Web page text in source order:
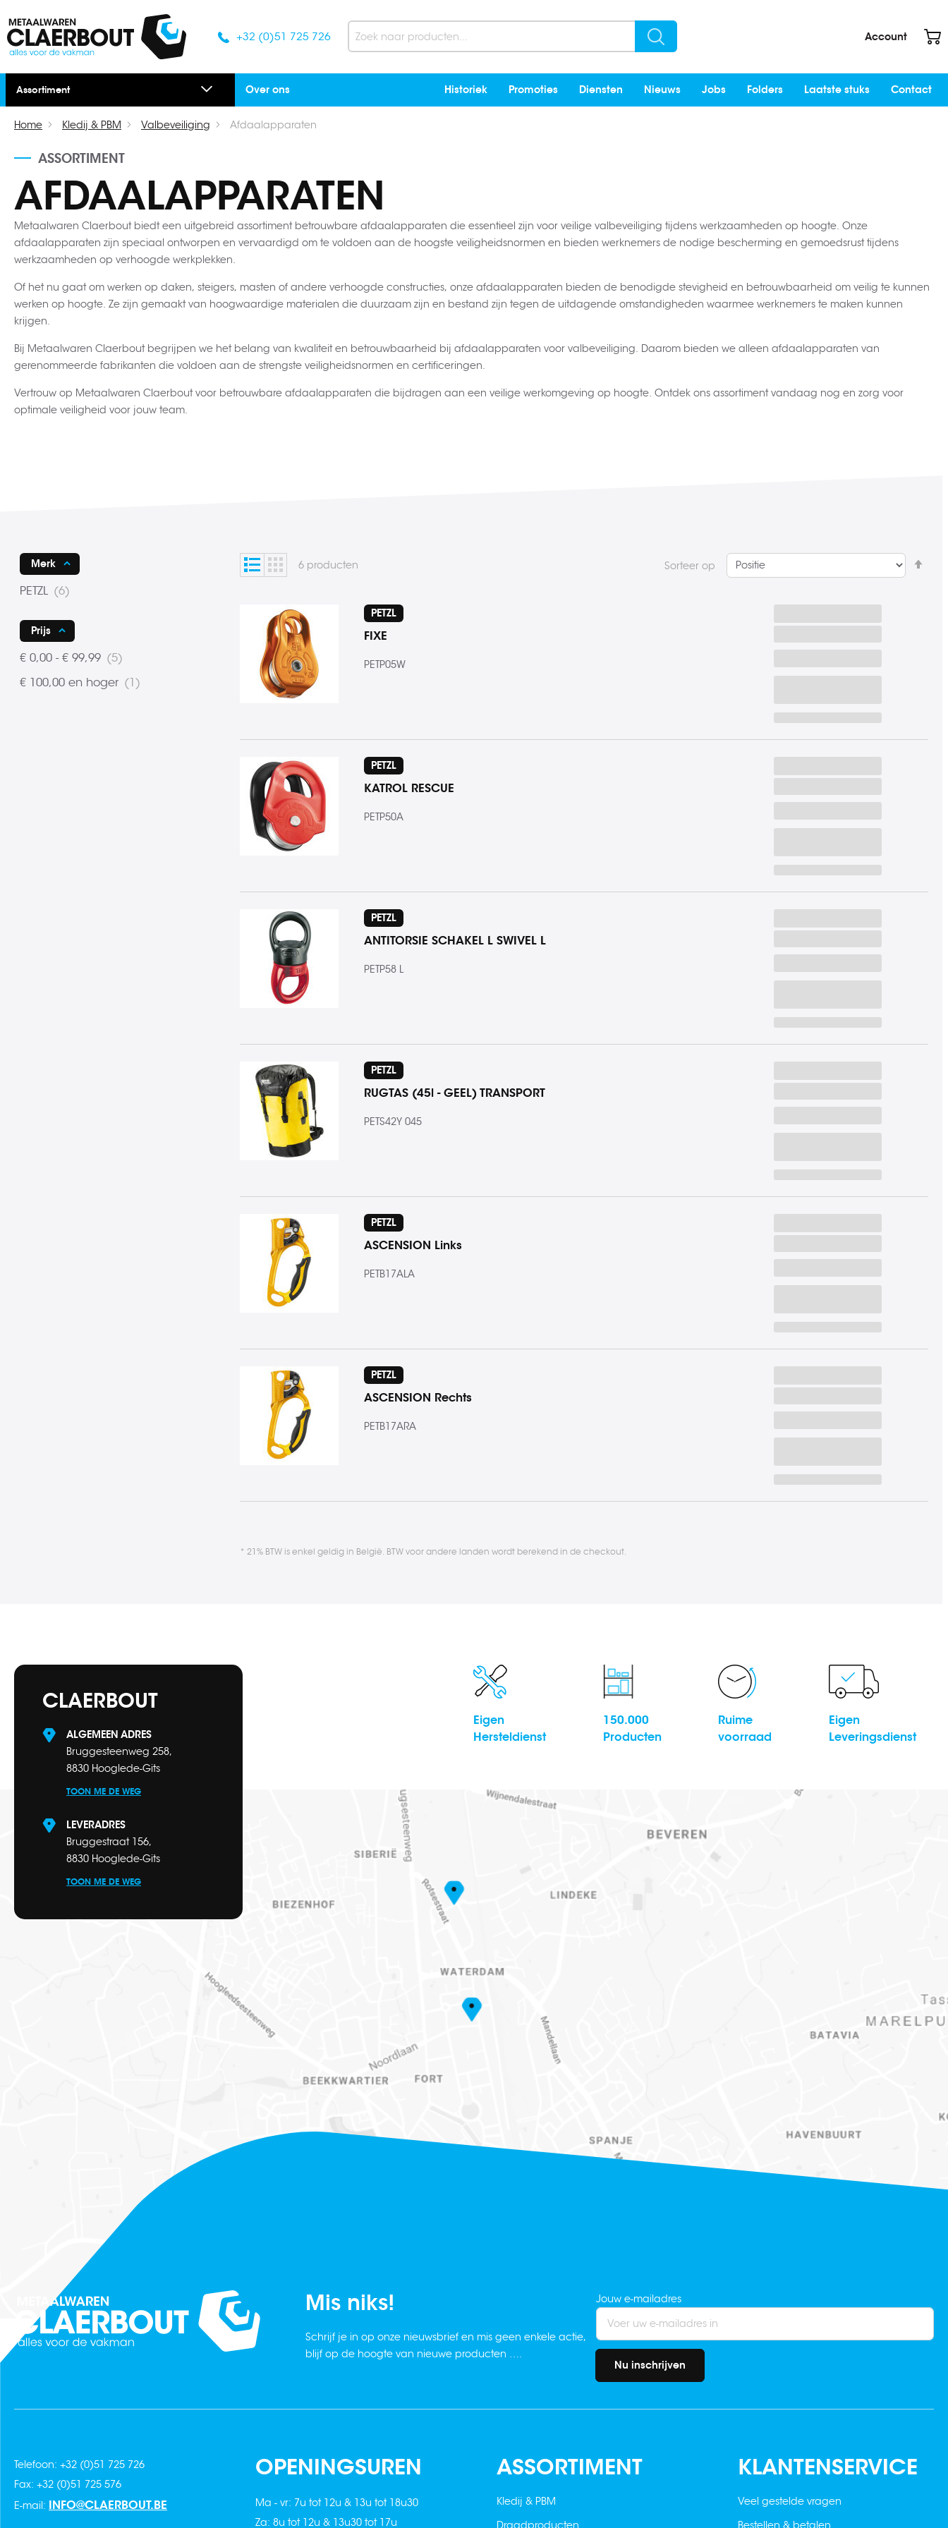
+32 (0)51 725 726
Account
Search
Search
Assortiment Over ons Historiek Promoties Diensten Nieuws Jobs Folders Laatste stuks Contact
Home Kledij & PBM Valbeveiliging Afdaalapparaten
ASSORTIMENT
AFDAALAPPARATEN
Metaalwaren Claerbout biedt een uitgebreid assortiment betrouwbare afdaalapparaten die essentieel zijn voor veilige valbeveiliging tijdens werkzaamheden op hoogte. Onze
afdaalapparaten zijn speciaal ontworpen en vervaardigd om te voldoen aan de hoogste veiligheidsnormen en bieden werknemers de nodige bescherming en gemoedsrust tijdens
werkzaamheden op verhoogde werkplekken.
Of het nu gaat om werken op daken, steigers, masten of andere verhoogde constructies, onze afdaalapparaten bieden de benodigde stevigheid en betrouwbaarheid om veilig te kunnen
werken op hoogte. Ze zijn gemaakt van hoogwaardige materialen die duurzaam zijn en bestand zijn tegen de uitdagende omstandigheden waarmee werknemers te maken kunnen
krijgen.
Bij Metaalwaren Claerbout begrijpen we het belang van kwaliteit en betrouwbaarheid bij afdaalapparaten voor valbeveiliging. Daarom bieden we alleen afdaalapparaten van
gerenommeerde fabrikanten die voldoen aan de strengste veiligheidsnormen en certificeringen.
Vertrouw op Metaalwaren Claerbout voor betrouwbare afdaalapparaten die bijdragen aan een veilige werkomgeving op hoogte. Ontdek ons assortiment vandaag nog en zorg voor
optimale veiligheid voor jouw team.
Tonen
als
Lijst Foto-
tabel
6producten Sorteer op
PETZL
FIXE
PETP05W
PETZL
KATROL RESCUE
PETP50A
PETZL
ANTITORSIE SCHAKEL L SWIVEL L
PETP58 L
PETZL
RUGTAS (45l - GEEL) TRANSPORT
PETS42Y 045
PETZL
ASCENSION Links
PETB17ALA
PETZL
ASCENSION Rechts
PETB17ARA
* 21% BTW is enkel geldig in België. BTW voor andere landen wordt berekend in de checkout.
Merk
PETZL 6product
Prijs
€ 0,00 - € 99,99 5product
€ 100,00 en hoger 1product
CLAERBOUT
ALGEMEEN ADRES
Bruggesteenweg 258,
8830 Hooglede-Gits
TOON ME DE WEG
LEVERADRES
Bruggestraat 156,
8830 Hooglede-Gits
TOON ME DE WEG
Eigen
Hersteldienst
150.000
Producten
Ruime
voorraad
Eigen
Leveringsdienst
Mis niks!
Schrijf je in op onze nieuwsbrief en mis geen enkele actie,
blijf op de hoogte van nieuwe producten ….
Jouw e-mailadres
Nu inschrijven
Telefoon: +32 (0)51 725 726
Fax: +32 (0)51 725 576
E-mail: INFO@CLAERBOUT.BE
OPENINGSUREN
Ma - vr: 7u tot 12u & 13u tot 18u30
Za: 8u tot 12u & 13u30 tot 17u
ASSORTIMENT
Kledij & PBM
Draadproducten
KLANTENSERVICE
Veel gestelde vragen
Bestellen & betalen